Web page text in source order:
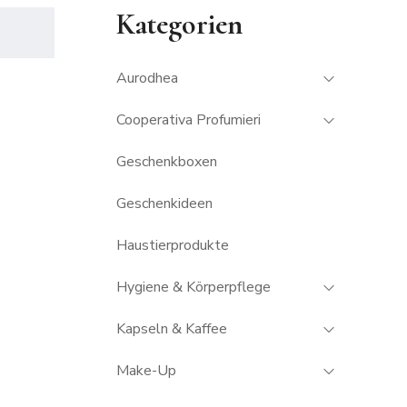
Kategorien
Aurodhea
Cooperativa Profumieri
Geschenkboxen
Geschenkideen
Haustierprodukte
Hygiene & Körperpflege
Kapseln & Kaffee
Make-Up